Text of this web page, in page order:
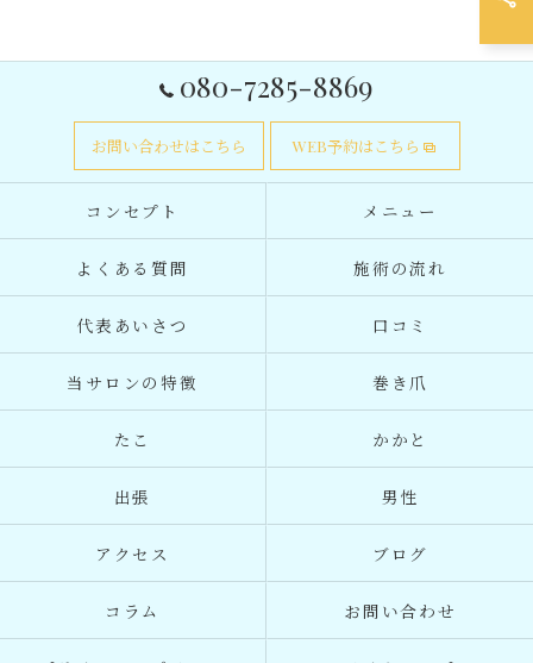
080-7285-8869
お問い合わせはこちら WEB予約はこちら
コンセプト メニュー
よくある質問 施術の流れ
代表あいさつ 口コミ
当サロンの特徴 巻き爪
たこ かかと
出張 男性
アクセス ブログ
コラム お問い合わせ